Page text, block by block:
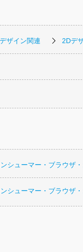
デザイン関連 2Dデ
シューマー・ブラウザ
ンシューマー・ブラウ